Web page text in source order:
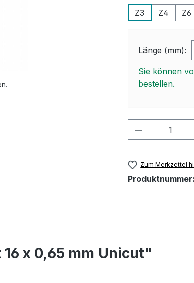
Z3
Z4 Z6
Länge (mm):
Sie können
bestellen.
Produkt
Zum Merkzettel
Produktnummer:
x 0,65 mm Unicut"